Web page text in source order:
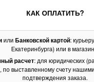
КАК ОПЛАТИТЬ?
или Банковской картой:
Екатеринбурга) или в
расчет: для юридических
по выставленному счету
подтверждения заказа.